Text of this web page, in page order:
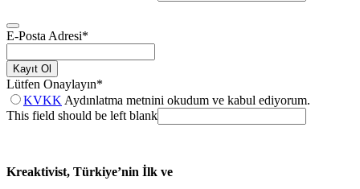
E-Posta Adresi*
Kayıt Ol
Lütfen Onaylayın*
KVKK Aydınlatma metnini okudum ve kabul ediyorum.
This field should be left blank
Kreaktivist, Türkiye’nin İlk ve